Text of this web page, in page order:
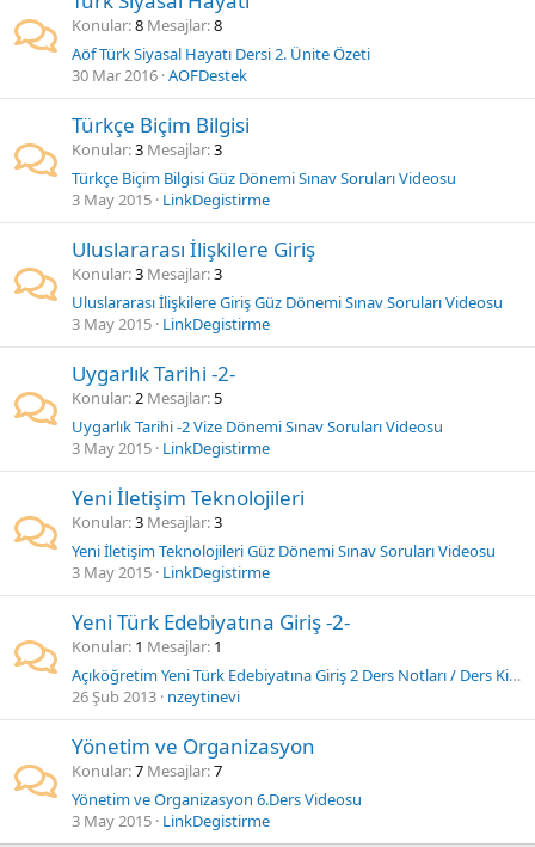
Konular 8 Mesajlar 8
Aöf Türk Siyasal Hayatı Dersi 2. Ünite Özeti
30 Mar 2016 AOFDestek
Türkçe Biçim Bilgisi
Konular 3 Mesajlar 3
Türkçe Biçim Bilgisi Güz Dönemi Sınav Soruları Videosu
3 May 2015 LinkDegistirme
Uluslararası İlişkilere Giriş
Konular 3 Mesajlar 3
Uluslararası İlişkilere Giriş Güz Dönemi Sınav Soruları Videosu
3 May 2015 LinkDegistirme
Uygarlık Tarihi -2-
Konular 2 Mesajlar 5
Uygarlık Tarihi -2 Vize Dönemi Sınav Soruları Videosu
3 May 2015 LinkDegistirme
Yeni İletişim Teknolojileri
Konular 3 Mesajlar 3
Yeni İletişim Teknolojileri Güz Dönemi Sınav Soruları Videosu
3 May 2015 LinkDegistirme
Yeni Türk Edebiyatına Giriş -2-
Konular 1 Mesajlar 1
Açıköğretim Yeni Türk Edebiyatına Giriş 2 Ders Notları / Ders Kitabı
26 Şub 2013 nzeytinevi
Yönetim ve Organizasyon
Konular 7 Mesajlar 7
Yönetim ve Organizasyon 6.Ders Videosu
3 May 2015 LinkDegistirme